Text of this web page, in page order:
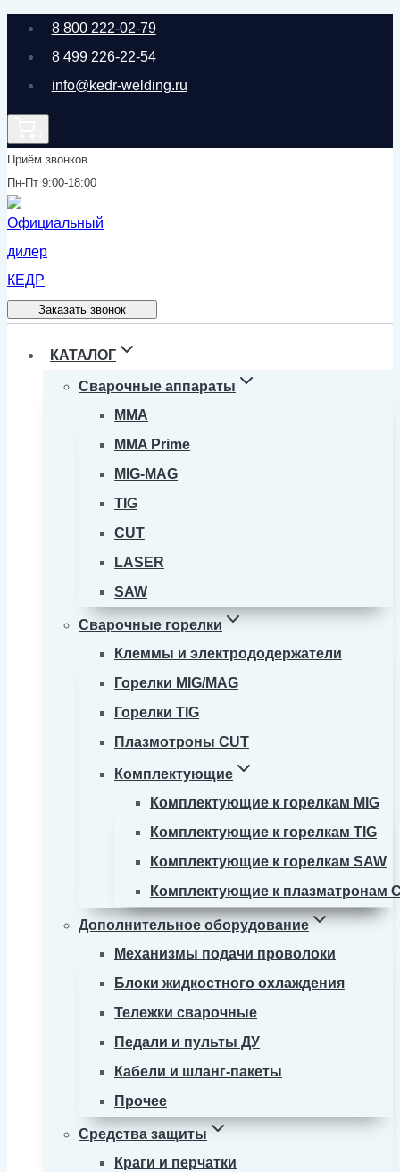
Перейти
содержимому
8 800 222-02-79
8 499 226-22-54
info@kedr-welding.ru
Приём звонков
Пн-Пт 9:00-18:00
Заказать звонок
КАТАЛОГ
Сварочные аппараты
MMA
MMA Prime
MIG-MAG
TIG
CUT
LASER
SAW
Сварочные горелки
Клеммы и электрододержатели
Горелки MIG/MAG
Горелки TIG
Плазмотроны CUT
Комплектующие
Комплектующие к горелкам MIG
Комплектующие к горелкам TIG
Комплектующие к горелкам SAW
Комплектующие к плазматронам
Дополнительное оборудование
Механизмы подачи проволоки
Блоки жидкостного охлаждения
Тележки сварочные
Педали и пульты ДУ
Кабели и шланг-пакеты
Прочее
Средства защиты
Краги и перчатки